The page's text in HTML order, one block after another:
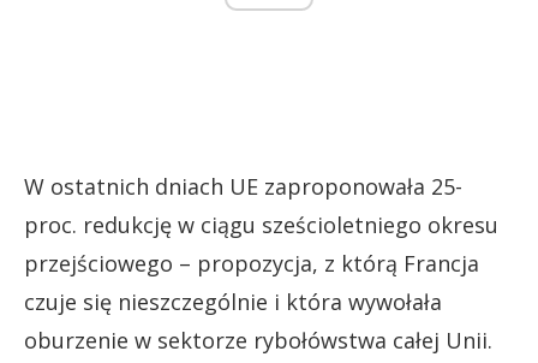
W ostatnich dniach UE zaproponowała 25-
proc. redukcję w ciągu sześcioletniego okresu
przejściowego – propozycja, z którą Francja
czuje się nieszczególnie i która wywołała
oburzenie w sektorze rybołówstwa całej Unii.